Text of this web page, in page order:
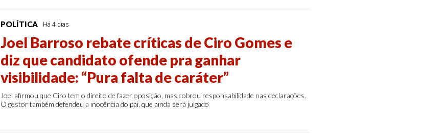
POLÍTICA Há 4 dias
Joel Barroso rebate críticas de Ciro Gomes e
diz que candidato ofende pra ganhar
visibilidade: “Pura falta de caráter”
Joel afirmou que Ciro tem o direito de fazer oposição, mas cobrou responsabilidade nas declarações.
O gestor também defendeu a inocência do pai, que ainda será julgado